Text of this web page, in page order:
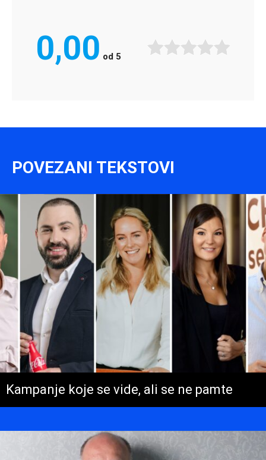
0,00 od 5
POVEZANI TEKSTOVI
Kampanje koje se vide, ali se ne pamte